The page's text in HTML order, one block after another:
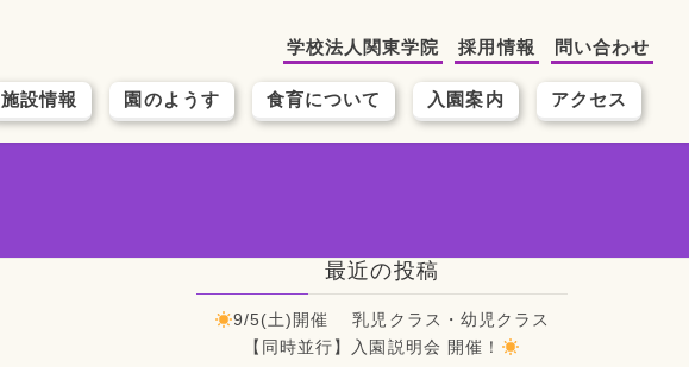
施設情報 園のようす 食育について 入園案内 アクセス
学校法人関東学院 採用情報 問い合わせ
最近の投稿
9/5(土)開催 乳児クラス・幼児クラス
【同時並行】入園説明会 開催！